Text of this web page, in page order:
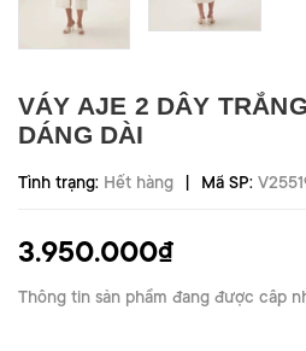
VÁY AJE 2 DÂY
DÁNG DÀI
Tình trạng: Hết hàng | Mã SP:
3.950.000₫
Thông tin sản phẩm đang được cập